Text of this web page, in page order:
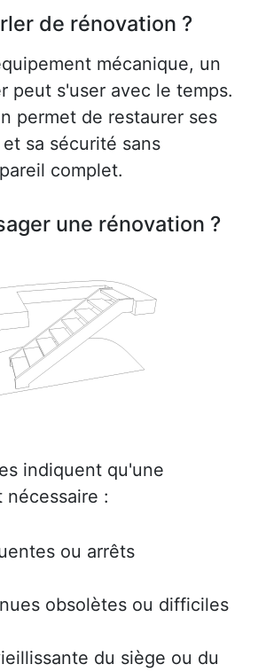
de rénovation ?
mécanique, un
peut s'user avec le temps.
permet de restaurer ses
sa sécurité sans
complet.
une rénovation ?
indiquent qu'une
nécessaire :
ou arrêts
obsolètes ou difficiles
du siège ou du